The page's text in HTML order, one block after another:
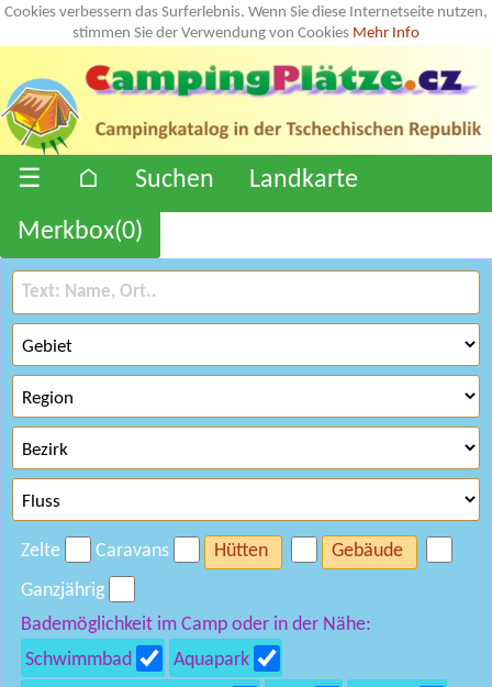
Cookies verbessern das Surferlebnis. Wenn Sie diese Internetseite nutzen,
stimmen Sie der Verwendung von Cookies Mehr Info
☰ ⌂ Suchen
Landkarte
Merkbox(0)
Zelte Caravans Hütten
Gebäude
Ganzjährig
Bademöglichkeit im Camp oder in der Nähe:
Schwimmbad
Aquapark